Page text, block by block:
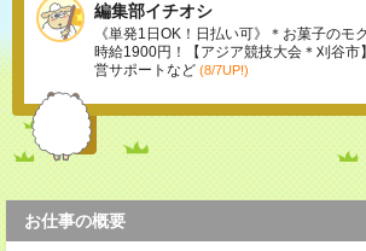
編集部イチオシ
《単発1日OK！日払い可》＊お菓子のモ
時給1900円！【アジア競技大会＊刈谷市
営サポートなど (8/7UP!)
お仕事の概要